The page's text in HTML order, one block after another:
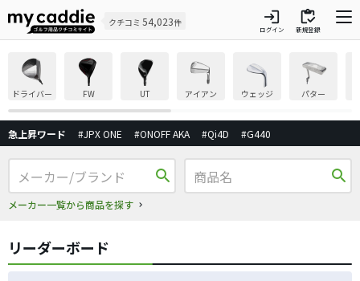
クチコミ 54,023件 login
ログイン
inventory
新規登録
ドライバー FW UT アイアン ウェッジ パター
急上昇ワード #JPX ONE #ONOFF AKA #Qi4D #G440
search
メーカー一覧から商品を探す
search
リーダーボード